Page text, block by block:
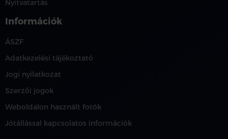
Nyitvatartás
Információk
ÁSZF
Adatkezelési tájékoztató
Jogi nyilatkozat
Szerzői jogok
Weboldalon használt fotók
Jótállással kapcsolatos információk